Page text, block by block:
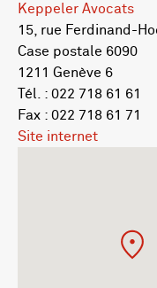
Keppeler Avocats
15, rue Ferdinand-
Case postale 6090
1211 Genève 6
Tél. : 022 718 61 61
Fax : 022 718 61 71
Site internet